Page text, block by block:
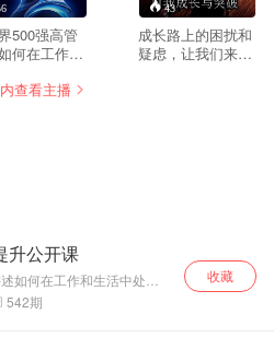
500强高管
何在工作和
到大家条理
43
成长路上的困扰和
疑虑，让我们来帮
查看主播
升公开课
如何在工作和生活中处理
理清晰的思路和定位，来
“之间的关系，提高解决问题
542期
收藏